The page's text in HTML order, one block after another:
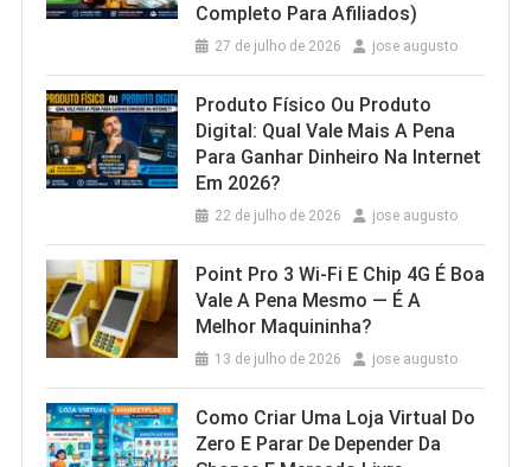
Completo Para Afiliados)
27 de julho de 2026 jose augusto
Produto Físico Ou Produto
Digital: Qual Vale Mais A Pena
Para Ganhar Dinheiro Na Internet
Em 2026?
22 de julho de 2026 jose augusto
Point Pro 3 Wi‑Fi E Chip 4G É Boa
Vale A Pena Mesmo — É A
Melhor Maquininha?
13 de julho de 2026 jose augusto
Como Criar Uma Loja Virtual Do
Zero E Parar De Depender Da